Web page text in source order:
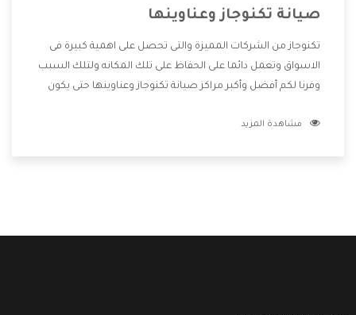
صيانة تكنوجاز وعناوينها
تكنوجاز من الشركات المميزة والتى تحصل على اهمية كبيرة فى
الاسواق وتعمل دائما على الحفاظ على تلك المكانه ولتلك السبب
وفرنا لكم أفضل وأكبر مراكز صيانة تكنوجاز وعناوينها حتى يكون
دون اى ازعاج كما أننا نهتم بكل ما يحتاجه المستهلك لكى نحافظ
مشاهدة المزيد